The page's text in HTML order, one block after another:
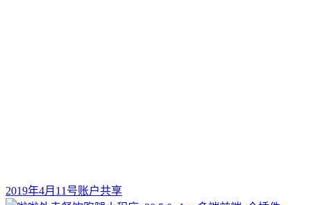
2019年4月11号账户共享